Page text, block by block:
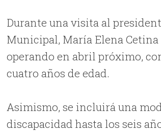
Durante una visita al
Municipal, María Elena
operando en abril próximo,
cuatro años de edad.
Asimismo, se incluirá una
discapacidad hasta los seis